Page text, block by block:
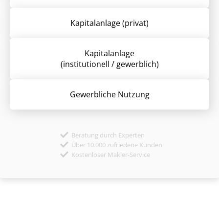
Kapitalanlage (privat)
Kapitalanlage
(institutionell / gewerblich)
Gewerbliche Nutzung
Beratung durch Experten
Über 10.000 zufriedene Kunden
Kostenloser Makler-Service